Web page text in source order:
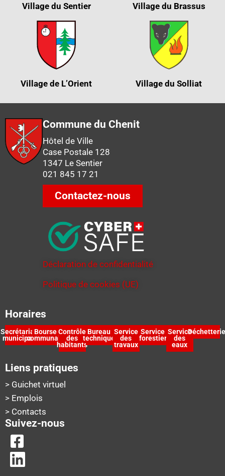
Village du Sentier Village du Brassus
Village de L’Orient Village du Solliat
Commune du Chenit
Hôtel de Ville
Case Postale 128
1347 Le Sentier
021 845 17 21
Contactez-nous
Déclaration de confidentialité
Politique de cookies (UE)
Horaires
Secrétariat
municipal
Bourse
communale
Contrôle
des
habitants
Bureau
technique
Service
des
travaux
Service
forestier
Service
des
eaux
Déchetterie
Liens pratiques
> Guichet virtuel
> Emplois
> Contacts
Suivez-nous